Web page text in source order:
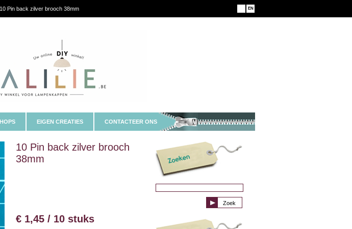
Pin back zilver brooch 38mm EN
EIGEN CREATIES CONTACTEER ONS
10 Pin back zilver brooch
38mm
€ 1,45 / 10 stuks